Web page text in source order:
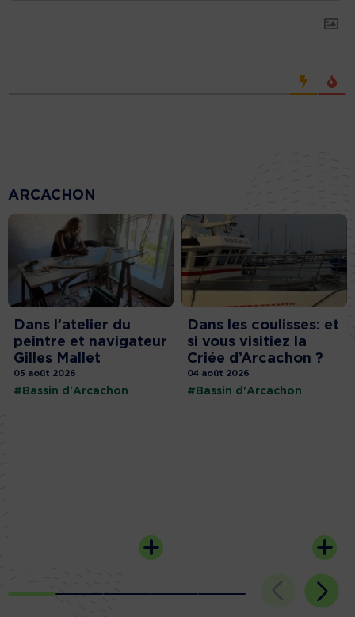
ARCACHON
Dans l’atelier du
peintre et navigateur
Gilles Mallet
05 août 2026
#Bassin d'Arcachon
Dans les coulisses: et
si vous visitiez la
Criée d’Arcachon ?
04 août 2026
#Bassin d'Arcachon